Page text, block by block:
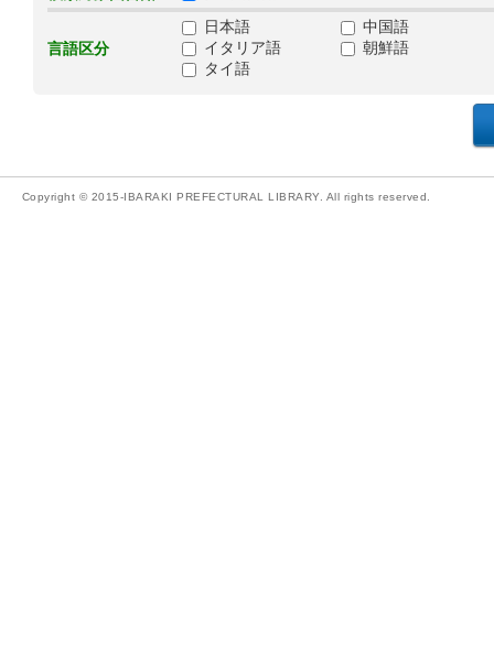
言語区分
日本語
中国語
イタリア語
朝鮮語
タイ語
Copyright © 2015-IBARAKI PREFECTURAL LIBRARY. All rights reserved.